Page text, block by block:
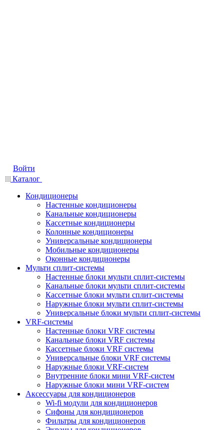
Войти
Каталог
Кондиционеры
Настенные кондиционеры
Канальные кондиционеры
Кассетные кондиционеры
Колонные кондиционеры
Универсальные кондиционеры
Мобильные кондиционеры
Оконные кондиционеры
Мульти сплит-системы
Настенные блоки мульти сплит-системы
Канальные блоки мульти сплит-системы
Кассетные блоки мульти сплит-системы
Наружные блоки мульти сплит-системы
Универсальные блоки мульти сплит-системы
VRF-системы
Настенные блоки VRF системы
Канальные блоки VRF системы
Кассетные блоки VRF системы
Универсальные блоки VRF системы
Наружные блоки VRF-систем
Внутренние блоки мини VRF-систем
Наружные блоки мини VRF-систем
Аксессуары для кондиционеров
Wi-fi модули для кондиционеров
Сифоны для кондиционеров
Фильтры для кондиционеров